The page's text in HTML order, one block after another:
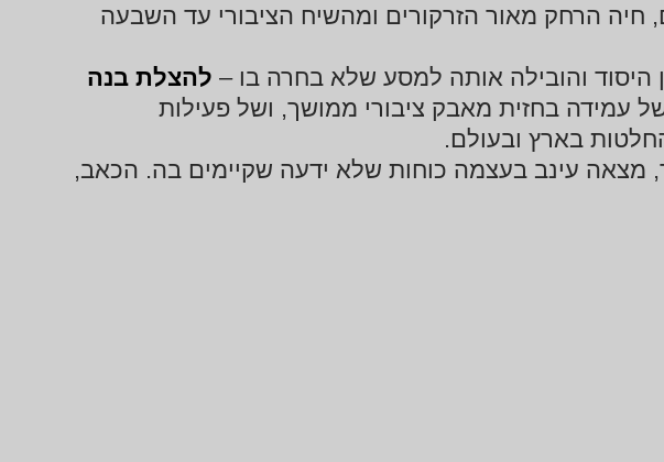
חיה הרחק מאור הזרקורים ומהשיח הציבורי עד השבעה
והובילה אותה למסע שלא בחרה בו – להצלת בנה
עמידה בחזית מאבק ציבורי ממושך, ושל פעילות
בארץ ובעולם.
מצאה עינב בעצמה כוחות שלא ידעה שקיימים בה. הכאב,